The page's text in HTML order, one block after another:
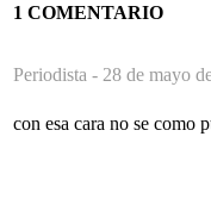
1 COMENTARIO
Periodista - 28 de mayo
con esa cara no se como